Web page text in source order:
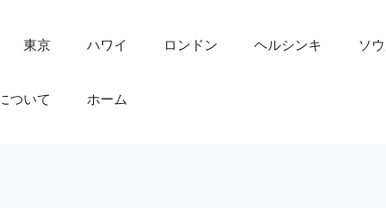
東京 ハワイ ロンドン ヘルシンキ ソ
ついて ホーム